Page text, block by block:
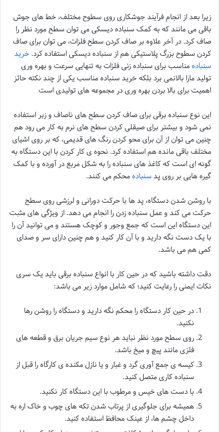
زیرا بعد از انجام فرآیند جوشکاری روی سطوح مختلف، خط های جوش
باقی می مانند که به کمک سنباده دیسکی می توان سطح مورد نظر را
صاف کرد. در آخر علاوه بر صاف کردن سطح فلزات، می توان برای صاف
کردن سطوح بزرگ پلاستیکی هم از سنباده دیسکی استفاده کرد. خرید
سنبادهمناسب برای سنباده زنی فلزات به تنهایی سرعت و بهره وری
تولید مارا بالانمی برد بلکه خرید سنباده مناسب یکی از چند نکته حائز
اهمیت برای بالا بردن بهره وری در مجموعه های تولیدی است
این نوع سنباده برقی برای صاف کردن سطح های ناصاف و زبر استفاده
نمی شود و بیشتر برای صیقلی کردن سطح های نرم به کار می رود هم
چنین می توان از آن برای محو کردن رنگ های قدیمی، که بر روی اشیای
مختلف باقی مانده هم استفاده کرد. نحوه ی کار کردن با این دستگاه به
گونه ای است که کاغذ های سنباده را به شکل مربع در آورده و با کمک
گیره هایی بر روی پد سنبادهمحکم می کنند.
با روشن شدن دستگاه، پد ها با حرکت دورانی و لرزشی روی سطح
حرکت می کند و عمل سنباده زدن را انجام می دهد. از ویژگی های مثبت
این دستگاه این است که جمع وجور و کوچک هستند و می توانید آن را
با یک دست نگه دارید و با آن کار کنید و هم چنین دارای سر و صدای
کمی هم می باشد.
دقت داشته باشید که در حین کار با انواع سنباده برقی باید یک سری
نکات ایمنی را رعایت کنید؛ که شامل موارد زیر می باشد:
در حین کار دستگاه را محکم نگه دارید و دستگاه را روشن رها
نکنید.
روی سطح مورد نظر نباید هر نوع سیم جریان برق و قطعه های
فلزی مانند پیچ و میخ باشد.
کیسه ی جمع آوری گرد و غبار و یا نازل مکنده ی کارگاه را قبل از
سنباده کاری متصل کنید.
با دست های خیس و مرطوب با این دستگاه کار نکنید.
همیشه برای جلوگیری از پرتاب شدن تکه های چوب و خاک اره به
داخل چشم ها، از عینک محافظ استفاده کنید.